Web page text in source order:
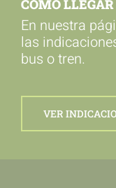
CÓMO LLEGAR
En nuestra
las
bus o tren.
VER